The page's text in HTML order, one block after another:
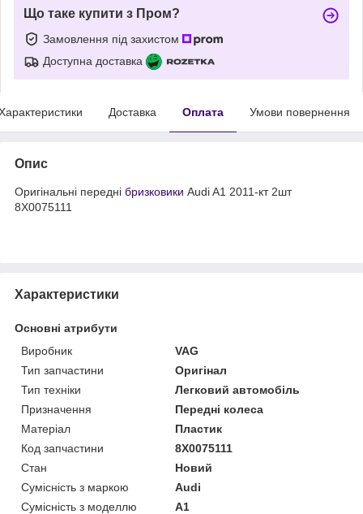
Що таке купити з Пром?
Замовлення під захистом
Доступна доставка
Доставка Оплата Умови повернення
Опис
Оригінальні передні бризковики Audi A1 2011-кт 2шт
8X0075111
Характеристики
Основні атрибути
Виробник
VAG
Тип запчастини
Оригінал
Тип техніки
Легковий автомобіль
Призначення
Передні колеса
Матеріал
Пластик
Код запчастини
8X0075111
Стан
Новий
Сумісність з маркою
Audi
Сумісність з моделлю
A1